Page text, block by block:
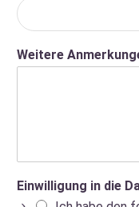
Weitere
Einwilligung in die